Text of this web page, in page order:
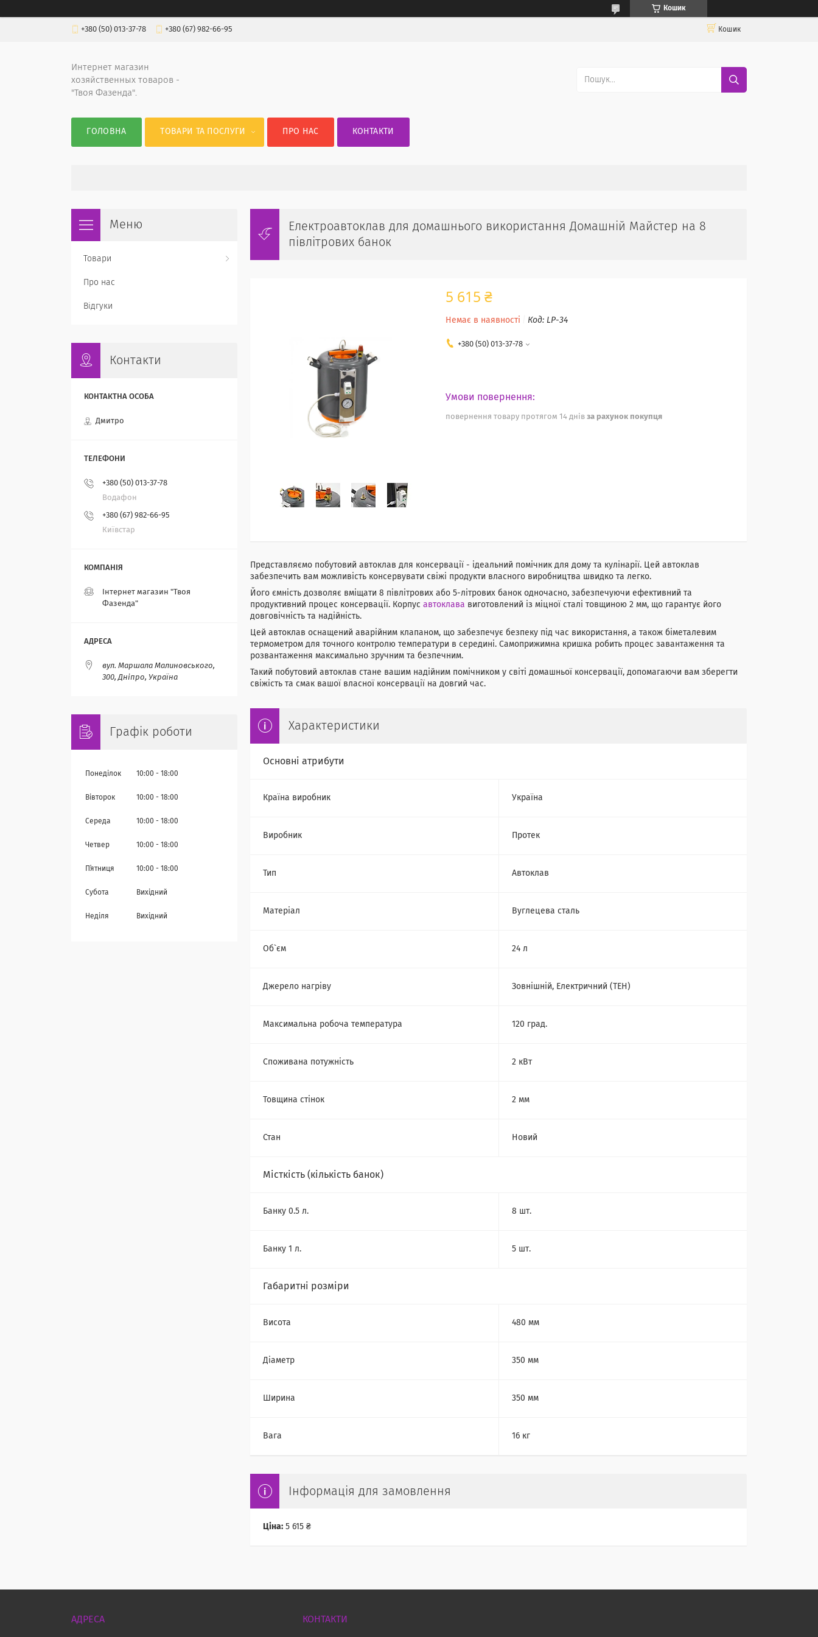
Кошик
+380 (50) 013-37-78 +380 (67) 982-66-95 Кошик
Интернет магазин
хозяйственных товаров -
"Твоя Фазенда".
ГОЛОВНА ТОВАРИ ТА ПОСЛУГИ ПРО НАС КОНТАКТИ
Електроавтоклав для домашнього використання Домашній Майстер на 8
півлітрових банок
5 615 ₴
Немає в наявності Код: LP-34
+380 (50) 013-37-78
повернення товару протягом 14 днів за рахунок покупця
Представляємо побутовий автоклав для консервації - ідеальний помічник для дому та кулінарії. Цей автоклав
забезпечить вам можливість консервувати свіжі продукти власного виробництва швидко та легко.
Його ємність дозволяє вміщати 8 півлітрових або 5-літрових банок одночасно, забезпечуючи ефективний та
продуктивний процес консервації. Корпус автоклава виготовлений із міцної сталі товщиною 2 мм, що гарантує його
довговічність та надійність.
Цей автоклав оснащений аварійним клапаном, що забезпечує безпеку під час використання, а також біметалевим
термометром для точного контролю температури в середині. Самоприжимна кришка робить процес завантаження та
розвантаження максимально зручним та безпечним.
Такий побутовий автоклав стане вашим надійним помічником у світі домашньої консервації, допомагаючи вам зберегти
свіжість та смак вашої власної консервації на довгий час.
Характеристики
Основні атрибути
Країна виробник Україна
Виробник Протек
Тип Автоклав
Матеріал Вуглецева сталь
Об`єм 24 л
Джерело нагріву Зовнішній, Електричний (ТЕН)
Максимальна робоча температура 120 град.
Споживана потужність 2 кВт
Товщина стінок 2 мм
Стан Новий
Місткість (кількість банок)
Банку 0.5 л. 8 шт.
Банку 1 л. 5 шт.
Габаритні розміри
Висота 480 мм
Діаметр 350 мм
Ширина 350 мм
Вага 16 кг
Інформація для замовлення
Ціна: 5 615 ₴
Товари
Про нас
Відгуки
Контакти
Дмитро
+380 (50) 013-37-78
Водафон
+380 (67) 982-66-95
Київстар
Інтернет магазин "Твоя
Фазенда"
вул. Маршала Малиновського,
300, Дніпро, Україна
Графік роботи
Понеділок 10:00 18:00
Вівторок 10:00 18:00
Середа 10:00 18:00
Четвер 10:00 18:00
Пʼятниця 10:00 18:00
Субота Вихідний
Неділя Вихідний